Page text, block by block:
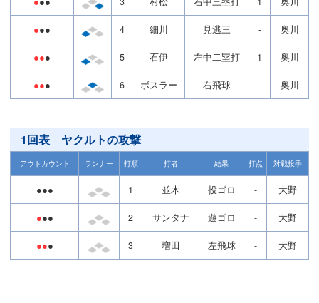
●●● 4 細川 見逃三 - 奥川
●●● 5 石伊 左中二塁打 1 奥川
●●● 6 ボスラー 右飛球 - 奥川
1回表 ヤクルトの攻撃
アウトカウント ランナー 打順 打者 結果 打点 対戦投手
●●● 1 並木 投ゴロ - 大野
●●● 2 サンタナ 遊ゴロ - 大野
●●● 3 増田 左飛球 - 大野